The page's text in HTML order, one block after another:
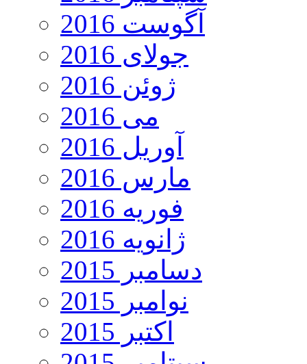
آگوست 2016
جولای 2016
ژوئن 2016
می 2016
آوریل 2016
مارس 2016
فوریه 2016
ژانویه 2016
دسامبر 2015
نوامبر 2015
اکتبر 2015